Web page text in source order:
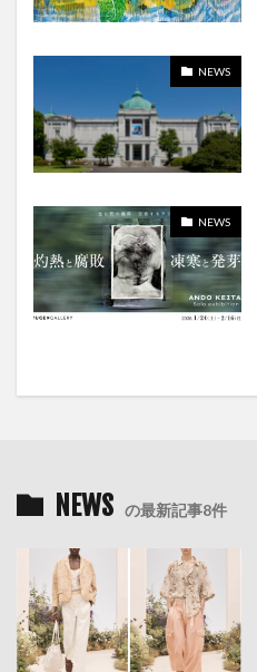
NEWS
NEWS
NEWS の最新記事8件